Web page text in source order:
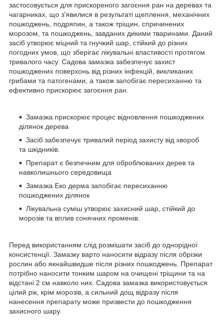
застосовується для прискореного загоєння ран на деревах та
чагарниках, що з'явилися в результаті щеплення, механічних
пошкоджень, подряпин, а також тріщин, спричинених
морозом, та пошкоджень, завданих дикими тваринами. Даний
засіб утворює міцний та гнучкий шар, стійкий до різних
погодних умов, що зберігає лікувальні властивості протягом
тривалого часу. Садова замазка забезпечує захист
пошкоджених поверхонь від різних інфекцій, викликаних
грибами та патогенами, а також запобігає пересиханню та
ефективно прискорює загоєння ран.
Замазка прискорює процес відновлення пошкоджених
ділянок дерева
Засіб забезпечує тривалий період захисту від хвороб
та шкідників.
Препарат є безпечним для оброблюваних дерев та
навколишнього середовища
Замазка Еко дерма запобігає пересиханню
пошкоджених ділянок
Лікувальна суміш утворює захисний шар, стійкий до
морозів та вплив сонячних променів.
Перед використанням слід розмішати засіб до однорідної
консистенції. Замазку варто наносити відразу після обрізки
рослин або якнайшвидше після різних пошкоджень. Препарат
потрібно наносити тонким шаром на очищені тріщини та на
відстані 2 см навколо них. Садова замазка використовується
цілий рік, крім морозів, а сильний дощ відразу після
нанесення препарату може призвести до пошкодження
захисного шару.